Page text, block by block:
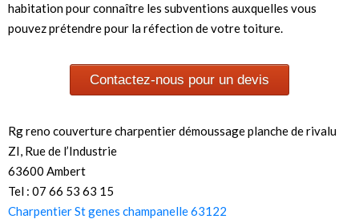
habitation pour connaître les subventions auxquelles vous
pouvez prétendre pour la réfection de votre toiture.
Contactez-nous pour un devis
Rg reno couverture charpentier démoussage planche de rivalu
ZI, Rue de l’Industrie
63600 Ambert
Tel : 07 66 53 63 15
Charpentier St genes champanelle 63122